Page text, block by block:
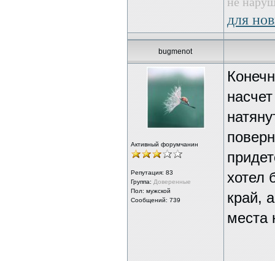
для
bugmenot
Активный форумчанин
Репутация: 83
Группа: Доверенные
Пол: мужской
Сообщений: 739
хотел
край,
места